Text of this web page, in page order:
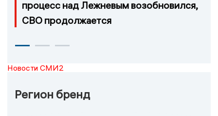
процесс над Лежневым возобновился,
СВО продолжается
Новости СМИ2
Регион бренд